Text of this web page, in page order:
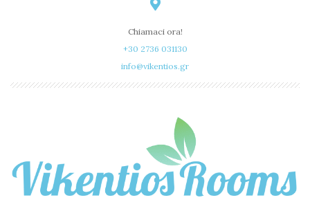
Chiamaci ora!
+30 2736 031130
info@vikentios.gr